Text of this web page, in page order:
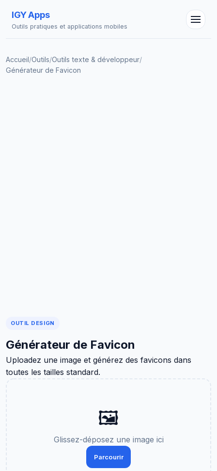
IGY Apps
Outils pratiques et applications mobiles
Accueil/Outils/Outils texte & développeur/
Générateur de Favicon
OUTIL DESIGN
Générateur de Favicon
Uploadez une image et générez des favicons dans
toutes les tailles standard.
🖼️
Glissez-déposez une image ici
Parcourir